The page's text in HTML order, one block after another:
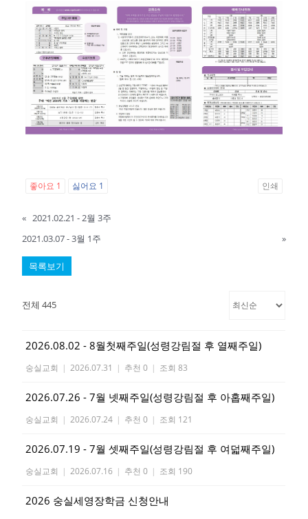
좋아요 1 싫어요 1 인쇄
« 2021.02.21 - 2월 3주
2021.03.07 - 3월 1주
»
목록보기
전체 445
2026.08.02 - 8월첫째주일(성령강림절 후 열째주일)
숭실교회 | 2026.07.31 | 추천 0 | 조회 83
2026.07.26 - 7월 넷째주일(성령강림절 후 아홉째주일)
숭실교회 | 2026.07.24 | 추천 0 | 조회 121
2026.07.19 - 7월 셋째주일(성령강림절 후 여덟째주일)
숭실교회 | 2026.07.16 | 추천 0 | 조회 190
2026 숭실세영장학금 신청안내